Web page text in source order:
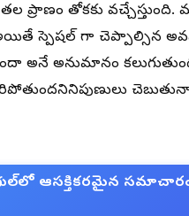
తల ప్రాణం తోకకు
స్పెషల్ గా చెప్పాల్సిన
అనే అనుమానం
ఆసక్తికరమైన